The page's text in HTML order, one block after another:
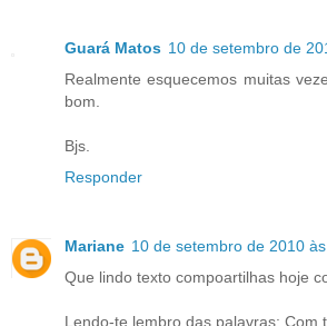
Guará Matos 10 de setembro de
Realmente esquecemos muitas
bom.
Bjs.
Responder
Mariane 10 de setembro de 2010
Que lindo texto compoartilhas hoje
Lendo-te lembro das palavras: Com